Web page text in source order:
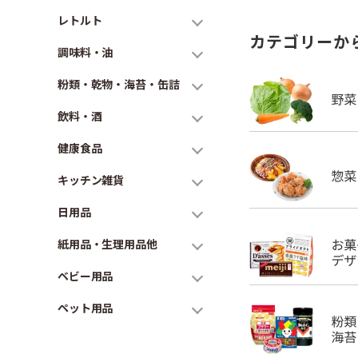
レトルト
調味料・油
粉類・乾物・海苔・缶詰
飲料・酒
健康食品
キッチン雑貨
日用品
紙用品・生理用品他
ベビー用品
ペット用品
カテゴリーか